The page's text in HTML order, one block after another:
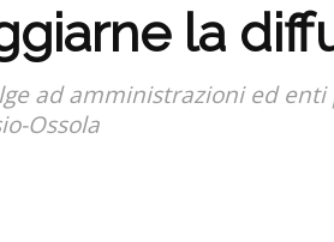
la
ad amministrazioni ed
Ossola